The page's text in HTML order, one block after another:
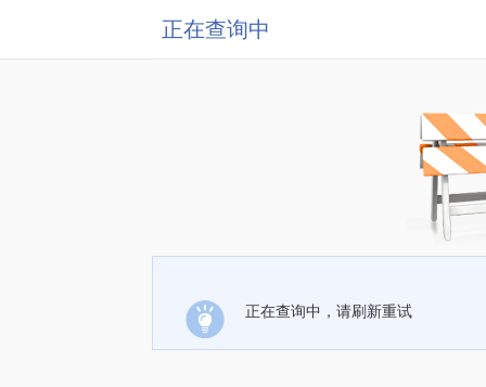
正在查询中
正在查询中，请刷新重试